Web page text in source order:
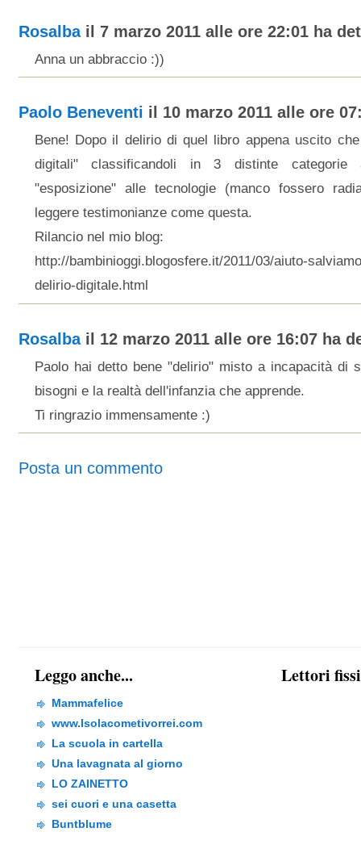
Rosalbail 7 marzo 2011 alle ore 22:01 ha
Anna un abbraccio :))
Paolo Beneventi il 10 marzo 2011 alle ore
Bene! Dopo il delirio di quel libro appena uscito
digitali" classificandoli in 3 distinte categorie
"esposizione" alle tecnologie (manco fossero
leggere testimonianze come questa.
Rilancio nel mio blog:
http://bambinioggi.blogosfere.it/2011/03/aiuto-
delirio-digitale.html
Rosalbail 12 marzo 2011 alle ore 16:07 ha
Paolo hai detto bene "delirio" misto a incapacità di
bisogni e la realtà dell'infanzia che apprende.
Ti ringrazio immensamente :)
Posta un commento
Leggo anche...
Mammafelice
www.Isolacometivorrei.com
La scuola in cartella
Una lavagnata al giorno
LO ZAINETTO
sei cuori e una casetta
Buntblume
Lettori fissi